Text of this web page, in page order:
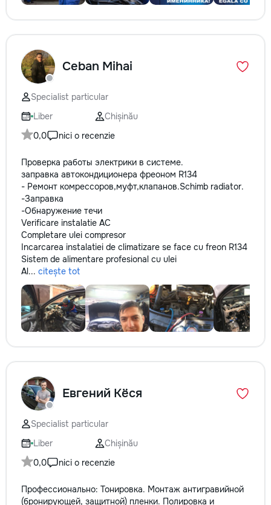
Ceban Mihai
Specialist particular
Liber
Chișinău
0,0
nici o recenzie
Проверка работы электрики в системе.
заправка автокондиционера фреоном R134
- Ремонт комрессоров,муфт,клапанов.Schimb radiator.
-Заправка
-Обнаружение течи
Verificare instalatie AC
Completare ulei compresor
Incarcarea instalatiei de climatizare se face cu freon R134
Sistem de alimentare profesional cu ulei
Al... citește tot
Евгений Кёся
Specialist particular
Liber
Chișinău
0,0
nici o recenzie
Профессионально: Тонировка. Монтаж антигравийной
(бронирующей, защитной) пленки. Полировка и